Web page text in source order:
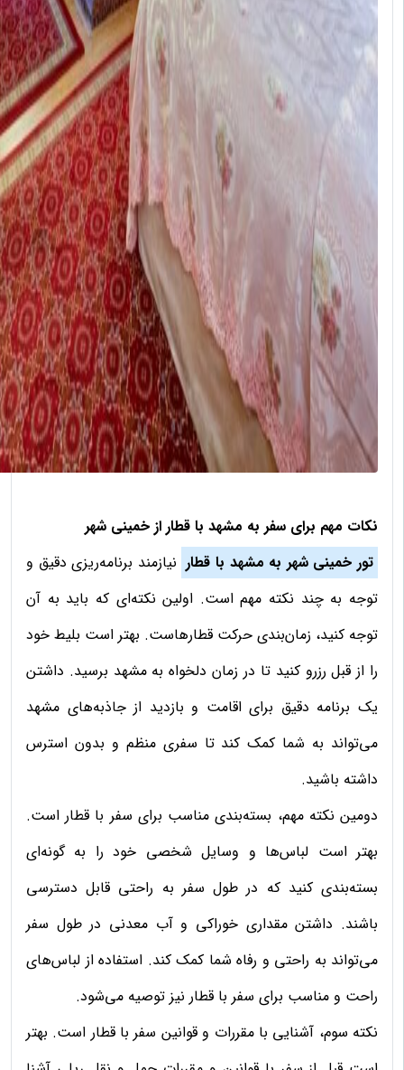
نکات مهم برای سفر به مشهد با قطار از خمینی شهر
تور خمینی شهر به مشهد با قطار نیازمند برنامه‌ریزی دقیق و
توجه به چند نکته مهم است. اولین نکته‌ای که باید به آن
توجه کنید، زمان‌بندی حرکت قطارهاست. بهتر است بلیط خود
را از قبل رزرو کنید تا در زمان دلخواه به مشهد برسید. داشتن
یک برنامه دقیق برای اقامت و بازدید از جاذبه‌های مشهد
می‌تواند به شما کمک کند تا سفری منظم و بدون استرس
داشته باشید.
دومین نکته مهم، بسته‌بندی مناسب برای سفر با قطار است.
بهتر است لباس‌ها و وسایل شخصی خود را به گونه‌ای
بسته‌بندی کنید که در طول سفر به راحتی قابل دسترسی
باشند. داشتن مقداری خوراکی و آب معدنی در طول سفر
می‌تواند به راحتی و رفاه شما کمک کند. استفاده از لباس‌های
راحت و مناسب برای سفر با قطار نیز توصیه می‌شود.
نکته سوم، آشنایی با مقررات و قوانین سفر با قطار است. بهتر